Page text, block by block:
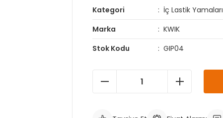
Kategori
İç Lastik Yamaları
Marka
KWIK
Stok Kodu
GIP04